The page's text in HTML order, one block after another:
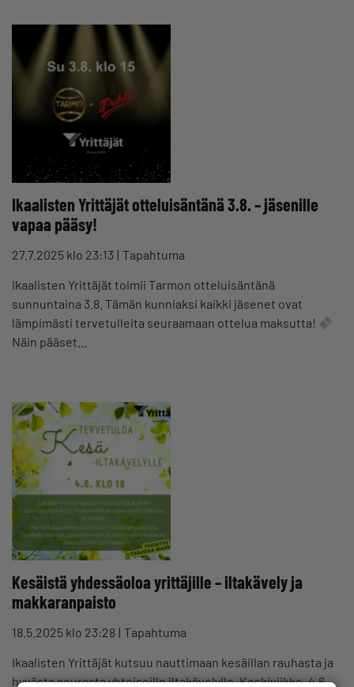
Ikaalisten Yrittäjät otteluisäntänä 3.8. – jäsenille
vapaa pääsy!
27.7.2025 klo 23:13
Tapahtuma
Ikaalisten Yrittäjät toimii Tarmon otteluisäntänä
sunnuntaina 3.8. Tämän kunniaksi kaikki jäsenet ovat
lämpimästi tervetulleita seuraamaan ottelua maksutta!
Näin pääset…
Kesäistä yhdessäoloa yrittäjille – iltakävely ja
makkaranpaisto
18.5.2025 klo 23:28 Tapahtuma
Ikaalisten Yrittäjät kutsuu nauttimaan kesäillan rauhasta ja
hyvästa seurasta yhteiseille iltakävelylle. Keskiviikko, 4.6.